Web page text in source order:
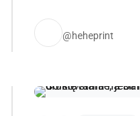
@heheprint